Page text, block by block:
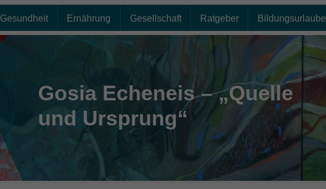
Gesundheit Ernährung Gesellschaft Ratgeber Bildungsurlaube
Gosia Echeneis – „Quelle
und Ursprung“